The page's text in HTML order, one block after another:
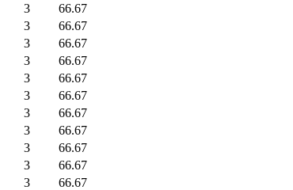
3
66.67
3
66.67
3
66.67
3
66.67
3
66.67
3
66.67
3
66.67
3
66.67
3
66.67
3
66.67
3
66.67